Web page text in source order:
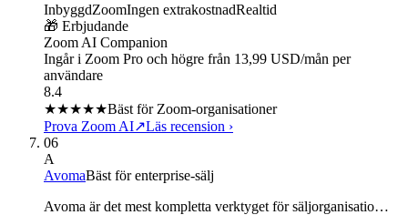
InbyggdZoomIngen extrakostnadRealtid
🎁 Erbjudande
Zoom AI Companion
Ingår i Zoom Pro och högre från 13,99 USD/mån per
användare
8.4
★★★★★Bäst för Zoom-organisationer
Prova Zoom AI↗Läs recension ›
06
A
AvomaBäst för enterprise-sälj
Avoma är det mest kompletta verktyget för säljorganisatio…